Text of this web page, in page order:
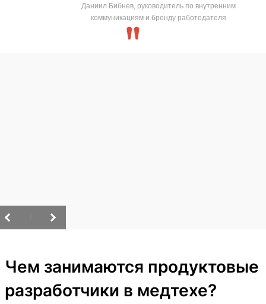
Даниил Бибнев, руководитель по внутренним
коммуникациям и бренду работодателя
Чем занимаются продуктовые
разработчики в медтехе?